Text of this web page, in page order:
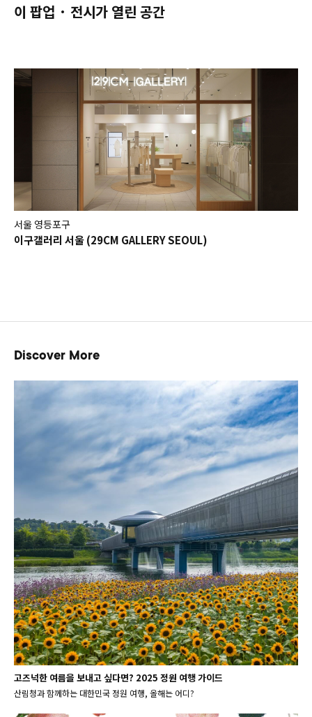
이 팝업 · 전시가 열린 공간
서울 영등포구
이구갤러리 서울 (29CM GALLERY SEOUL)
Discover More
고즈넉한 여름을 보내고 싶다면? 2025 정원 여행 가이드
산림청과 함께하는 대한민국 정원 여행, 올해는 어디?